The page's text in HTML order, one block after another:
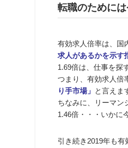
転職のためには
有効求人倍率は、国
求人があるかを示す
1.69倍は、仕事を探
つまり、有効求人倍
り手市場」 と言えま
ちなみに、リーマン
1.46倍・・・いかに
引き続き2019年も有